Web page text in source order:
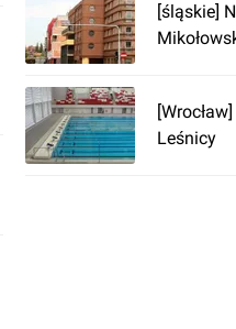
[śląskie]
Leśnicy